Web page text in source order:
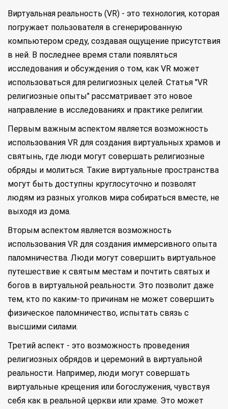
Виртуальная реальность (VR) - это технология, которая
погружает пользователя в сгенерированную
компьютером среду, создавая ощущение присутствия
в ней. В последнее время стали появляться
исследования и обсуждения о том, как VR может
использоваться для религиозных целей. Статья "VR
религиозные опыты" рассматривает это новое
направление в исследованиях и практике религии.
Первым важным аспектом является возможность
использования VR для создания виртуальных храмов и
святынь, где люди могут совершать религиозные
обряды и молиться. Такие виртуальные пространства
могут быть доступны круглосуточно и позволят
людям из разных уголков мира собираться вместе, не
выходя из дома.
Вторым аспектом является возможность
использования VR для создания иммерсивного опыта
паломничества. Люди могут совершить виртуальное
путешествие к святым местам и почтить святых и
богов в виртуальной реальности. Это позволит даже
тем, кто по каким-то причинам не может совершить
физическое паломничество, испытать связь с
высшими силами.
Третий аспект - это возможность проведения
религиозных обрядов и церемоний в виртуальной
реальности. Например, люди могут совершать
виртуальные крещения или богослужения, чувствуя
себя как в реальной церкви или храме. Это может